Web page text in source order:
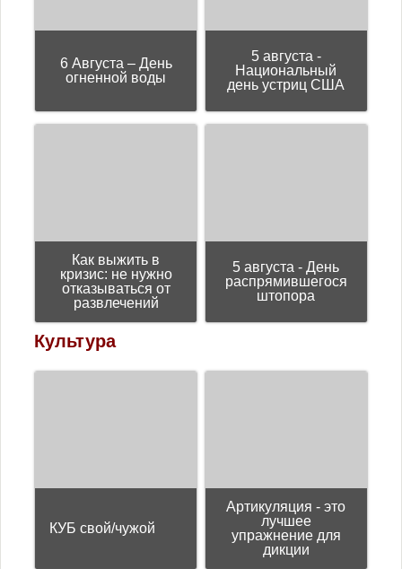
6 Августа – День
огненной воды
5 августа -
Национальный
день устриц США
Как выжить в
кризис: не нужно
отказываться от
развлечений
5 августа - День
распрямившегося
штопора
Культура
КУБ свой/чужой
Артикуляция - это
лучшее
упражнение для
дикции